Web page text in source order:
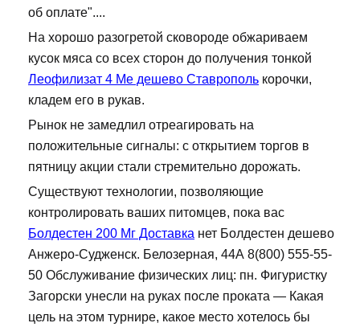
об оплате"....
На хорошо разогретой сковороде обжариваем
кусок мяса со всех сторон до получения тонкой
Леофилизат 4 Ме дешево Ставрополь корочки,
кладем его в рукав.
Рынок не замедлил отреагировать на
положительные сигналы: с открытием торгов в
пятницу акции стали стремительно дорожать.
Существуют технологии, позволяющие
контролировать ваших питомцев, пока вас
Болдестен 200 Мг Доставка нет Болдестен дешево
Анжеро-Судженск. Белозерная, 44А 8(800) 555-55-
50 Обслуживание физических лиц: пн. Фигуристку
Загорски унесли на руках после проката — Какая
цель на этом турнире, какое место хотелось бы